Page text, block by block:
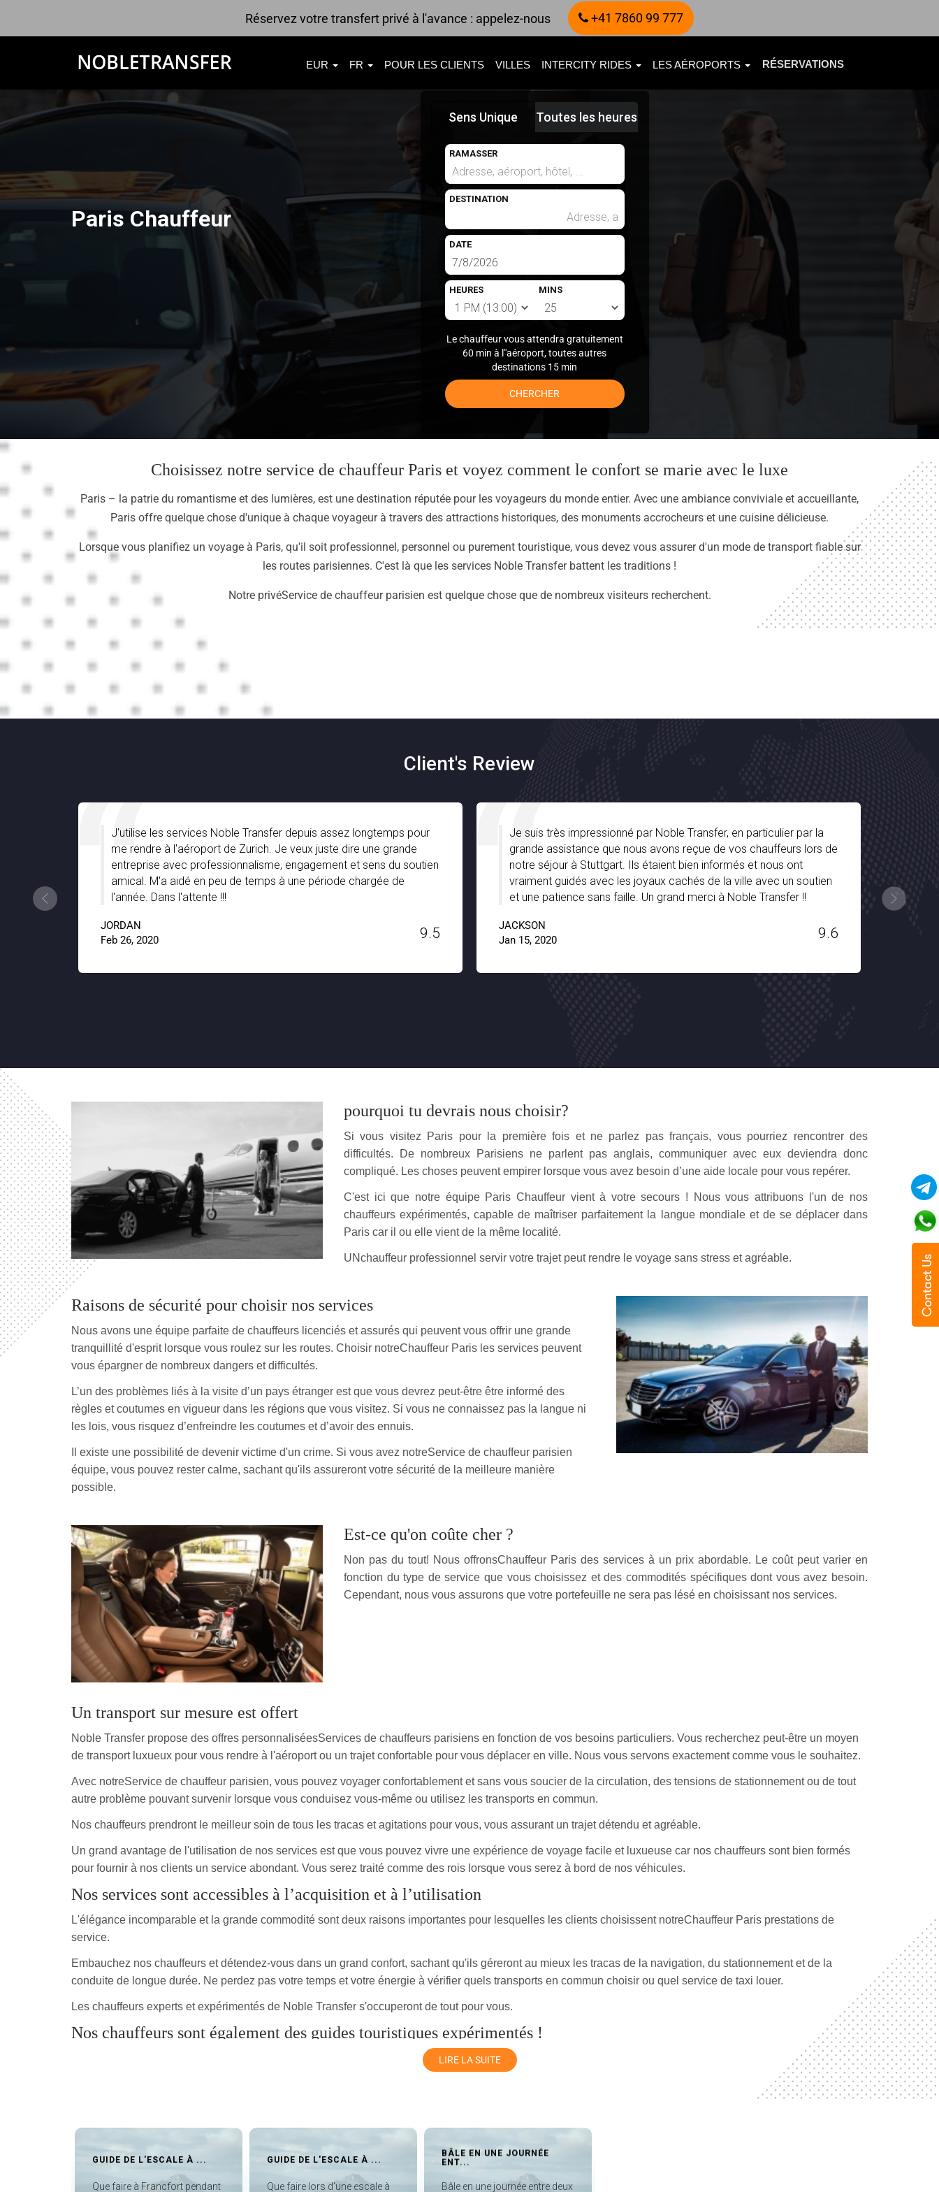
Réservez votre transfert privé à l'avance : appelez-nous +41 7860 99 777
EUR FR POUR LES CLIENTS VILLES INTERCITY RIDES LES AÉROPORTS RÉSERVATIONS
Paris Chauffeur
Sens Unique Toutes les heures
RAMASSER
DESTINATION
DATE
HEURES MINS
Le chauffeur vous attendra gratuitement
60 min à l"aéroport, toutes autres
destinations 15 min
CHERCHER
Choisissez notre service de chauffeur Paris et voyez comment le confort se marie avec le luxe
Paris – la patrie du romantisme et des lumières, est une destination réputée pour les voyageurs du monde entier. Avec une ambiance conviviale et accueillante,
Paris offre quelque chose d'unique à chaque voyageur à travers des attractions historiques, des monuments accrocheurs et une cuisine délicieuse.
Lorsque vous planifiez un voyage à Paris, qu'il soit professionnel, personnel ou purement touristique, vous devez vous assurer d'un mode de transport fiable sur
les routes parisiennes. C'est là que les services Noble Transfer battent les traditions !
Notre privéService de chauffeur parisien est quelque chose que de nombreux visiteurs recherchent.
Client's Review
J'utilise les services Noble Transfer depuis assez longtemps pour
me rendre à l'aéroport de Zurich. Je veux juste dire une grande
entreprise avec professionnalisme, engagement et sens du soutien
amical. M'a aidé en peu de temps à une période chargée de
l'année. Dans l'attente !!!
JORDAN
Feb 26, 2020
Je suis très impressionné par Noble Transfer, en particulier par la
grande assistance que nous avons reçue de vos chauffeurs lors de
notre séjour à Stuttgart. Ils étaient bien informés et nous ont
vraiment guidés avec les joyaux cachés de la ville avec un soutien
et une patience sans faille. Un grand merci à Noble Transfer !!
JACKSON
Jan 15, 2020
bon
Transfer !!
pourquoi tu devrais nous choisir?
Si vous visitez Paris pour la première fois et ne parlez pas français, vous pourriez rencontrer des
difficultés. De nombreux Parisiens ne parlent pas anglais, communiquer avec eux deviendra donc
compliqué. Les choses peuvent empirer lorsque vous avez besoin d’une aide locale pour vous repérer.
C'est ici que notre équipe Paris Chauffeur vient à votre secours ! Nous vous attribuons l'un de nos
chauffeurs expérimentés, capable de maîtriser parfaitement la langue mondiale et de se déplacer dans
Paris car il ou elle vient de la même localité.
UNchauffeur professionnel servir votre trajet peut rendre le voyage sans stress et agréable.
Raisons de sécurité pour choisir nos services
Nous avons une équipe parfaite de chauffeurs licenciés et assurés qui peuvent vous offrir une grande
tranquillité d'esprit lorsque vous roulez sur les routes. Choisir notreChauffeur Paris les services peuvent
vous épargner de nombreux dangers et difficultés.
L’un des problèmes liés à la visite d’un pays étranger est que vous devrez peut-être être informé des
règles et coutumes en vigueur dans les régions que vous visitez. Si vous ne connaissez pas la langue ni
les lois, vous risquez d’enfreindre les coutumes et d’avoir des ennuis.
Il existe une possibilité de devenir victime d'un crime. Si vous avez notreService de chauffeur parisien
équipe, vous pouvez rester calme, sachant qu'ils assureront votre sécurité de la meilleure manière
possible.
Est-ce qu'on coûte cher ?
Non pas du tout! Nous offronsChauffeur Paris des services à un prix abordable. Le coût peut varier en
fonction du type de service que vous choisissez et des commodités spécifiques dont vous avez besoin.
Cependant, nous vous assurons que votre portefeuille ne sera pas lésé en choisissant nos services.
Un transport sur mesure est offert
Noble Transfer propose des offres personnaliséesServices de chauffeurs parisiens en fonction de vos besoins particuliers. Vous recherchez peut-être un moyen
de transport luxueux pour vous rendre à l'aéroport ou un trajet confortable pour vous déplacer en ville. Nous vous servons exactement comme vous le souhaitez.
Avec notreService de chauffeur parisien, vous pouvez voyager confortablement et sans vous soucier de la circulation, des tensions de stationnement ou de tout
autre problème pouvant survenir lorsque vous conduisez vous-même ou utilisez les transports en commun.
Nos chauffeurs prendront le meilleur soin de tous les tracas et agitations pour vous, vous assurant un trajet détendu et agréable.
Un grand avantage de l'utilisation de nos services est que vous pouvez vivre une expérience de voyage facile et luxueuse car nos chauffeurs sont bien formés
pour fournir à nos clients un service abondant. Vous serez traité comme des rois lorsque vous serez à bord de nos véhicules.
Nos services sont accessibles à l’acquisition et à l’utilisation
L'élégance incomparable et la grande commodité sont deux raisons importantes pour lesquelles les clients choisissent notreChauffeur Paris prestations de
service.
Embauchez nos chauffeurs et détendez-vous dans un grand confort, sachant qu'ils géreront au mieux les tracas de la navigation, du stationnement et de la
conduite de longue durée. Ne perdez pas votre temps et votre énergie à vérifier quels transports en commun choisir ou quel service de taxi louer.
Les chauffeurs experts et expérimentés de Noble Transfer s'occuperont de tout pour vous.
Nos chauffeurs sont également des guides touristiques expérimentés !
Chauffeur Paris chez Noble Transfer, c'est plus qu'un simple chauffeur. Ils vous offrent également des informations fiables pour vos visites touristiques à Paris. En
tant qu'habitants locaux, ils connaissent la configuration de la ville ainsi que ses différentes communautés et attractions.
Ils découvrent l'histoire, la culture, les coutumes de la ville et des informations sur les joyaux cachés. Si vous choisissez notreService de chauffeur parisien, ils
Vous fait gagner beaucoup de temps
Transfer vous permettent de gérer votre temps à Paris de manière efficace et intelligente.
LIRE LA SUITE
GUIDE DE L'ESCALE À ...
Que faire à Francfort pendant
GUIDE DE L'ESCALE À ...
Que faire lors d'une escale à
BÂLE EN UNE JOURNÉE
ENT...
Bâle en une journée entre deux